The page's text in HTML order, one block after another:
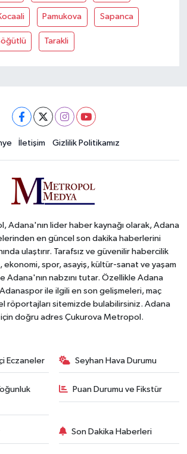
Pamukova Sapanca
Tarakli
İletişim Gizlilik Politikamız
Adana'nın lider haber kaynağı olarak, Adana
en güncel son dakika haberlerini
ulaştırır. Tarafsız ve güvenilir habercilik
ekonomi, spor, asayiş, kültür-sanat ve yaşam
Adana'nın nabzını tutar. Özellikle Adana
ile ilgili en son gelişmeleri, maç
röportajları sitemizde bulabilirsiniz. Adana
doğru adres Çukurova Metropol.
Eczaneler Seyhan Hava Durumu
Puan Durumu ve Fikstür
Son Dakika Haberleri